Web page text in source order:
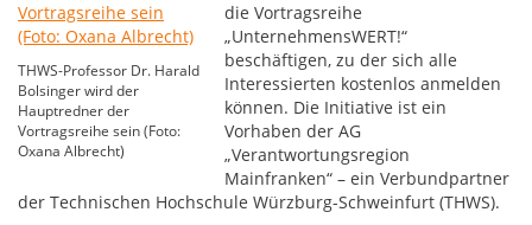
THWS-Professor Dr. Harald
Bolsinger wird der
Hauptredner der
Vortragsreihe sein (Foto:
Oxana Albrecht)
die Vortragsreihe
„UnternehmensWERT!“
beschäftigen, zu der sich alle
Interessierten kostenlos anmelden
können. Die Initiative ist ein
Vorhaben der AG
„Verantwortungsregion
Mainfranken“ – ein Verbundpartner
der Technischen Hochschule Würzburg-Schweinfurt (THWS).